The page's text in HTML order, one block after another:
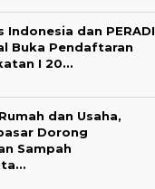
Indonesia dan PERADI
Buka Pendaftaran
I 20…
dan Usaha,
Dorong
Sampah